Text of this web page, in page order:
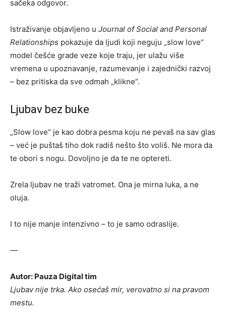
sačeka odgovor.
Istraživanje objavljeno u Journal of Social and Personal
Relationships pokazuje da ljudi koji neguju „slow love“
model češće grade veze koje traju, jer ulažu više
vremena u upoznavanje, razumevanje i zajednički razvoj
– bez pritiska da sve odmah „klikne“.
Ljubav bez buke
„Slow love“ je kao dobra pesma koju ne pevaš na sav glas
– već je puštaš tiho dok radiš nešto što voliš. Ne mora da
te obori s nogu. Dovoljno je da te ne optereti.
Zrela ljubav ne traži vatromet. Ona je mirna luka, a ne
oluja.
I to nije manje intenzivno – to je samo odraslije.
—
Autor: Pauza Digital tim
Ljubav nije trka. Ako osećaš mir, verovatno si na pravom
mestu.